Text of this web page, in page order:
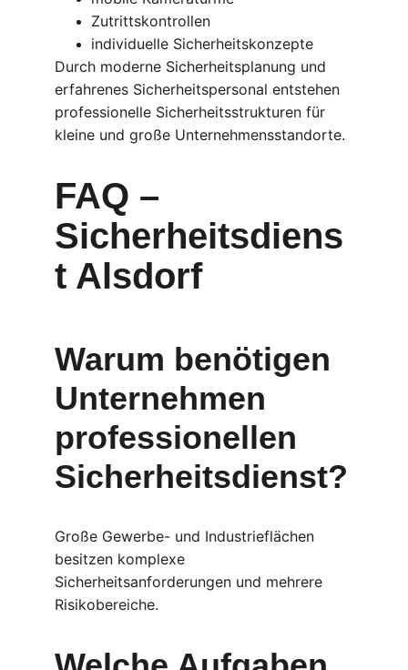
Zutrittskontrollen
individuelle Sicherheitskonzepte
Durch moderne Sicherheitsplanung und
erfahrenes Sicherheitspersonal entstehen
professionelle Sicherheitsstrukturen für
kleine und große Unternehmensstandorte.
FAQ –
Sicherheitsdiens
t Alsdorf
Warum benötigen
Unternehmen
professionellen
Sicherheitsdienst?
Große Gewerbe- und Industrieflächen
besitzen komplexe
Sicherheitsanforderungen und mehrere
Risikobereiche.